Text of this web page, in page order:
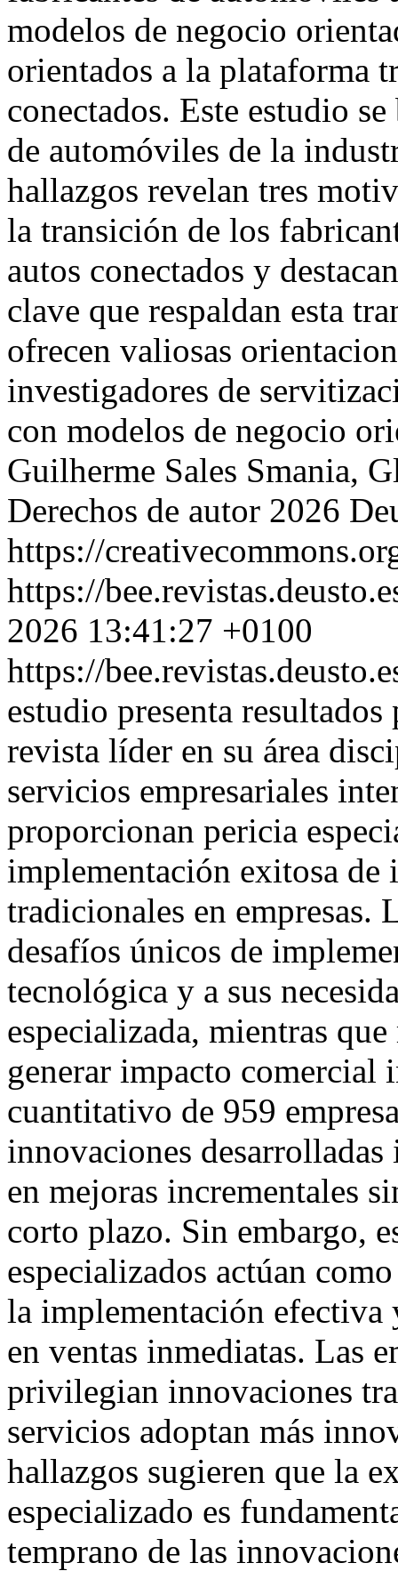
modelos de negocio
orientados a la plataforma
conectados. Este estudio
de automóviles de la
hallazgos revelan tres
la transición de los
autos conectados y
clave que respaldan esta
ofrecen valiosas
investigadores de
con modelos de negocio
Guilherme Sales Smania,
Derechos de autor 2026
https://
https://
2026 13:41:27 +0100
https://
estudio presenta
revista líder en su área
servicios empresariales
proporcionan pericia
implementación exitosa
tradicionales en
desafíos únicos de
tecnológica y a sus
especializada, mientras
generar impacto comercial
cuantitativo de 959
innovaciones
en mejoras incrementales
corto plazo. Sin embargo,
especializados actúan
la implementación
en ventas inmediatas. Las
privilegian innovaciones
servicios adoptan más
hallazgos sugieren que la
especializado es
temprano de las